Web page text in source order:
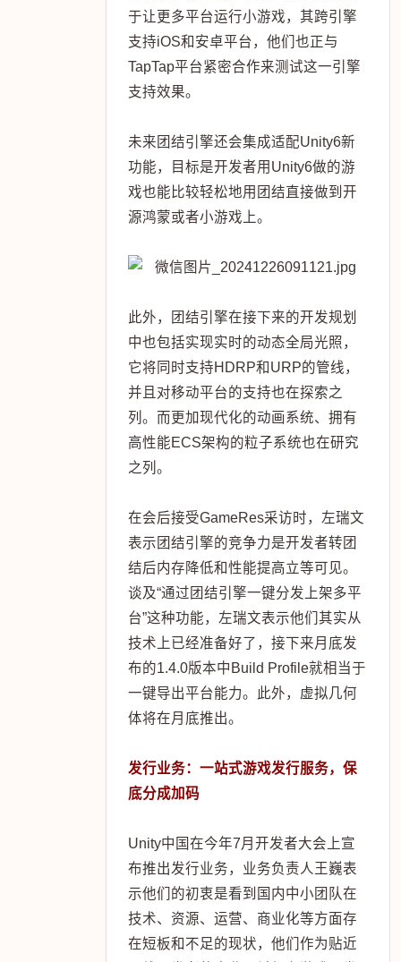
于让更多平台运行小游戏，其跨引擎
支持iOS和安卓平台，他们也正与
TapTap平台紧密合作来测试这一引擎
支持效果。
未来团结引擎还会集成适配Unity6新
功能，目标是开发者用Unity6做的游
戏也能比较轻松地用团结直接做到开
源鸿蒙或者小游戏上。
此外，团结引擎在接下来的开发规划
中也包括实现实时的动态全局光照，
它将同时支持HDRP和URP的管线，
并且对移动平台的支持也在探索之
列。而更加现代化的动画系统、拥有
高性能ECS架构的粒子系统也在研究
之列。
在会后接受GameRes采访时，左瑞文
表示团结引擎的竞争力是开发者转团
结后内存降低和性能提高立等可见。
谈及“通过团结引擎一键分发上架多平
台”这种功能，左瑞文表示他们其实从
技术上已经准备好了，接下来月底发
布的1.4.0版本中Build Profile就相当于
一键导出平台能力。此外，虚拟几何
体将在月底推出。
发行业务：一站式游戏发行服务，保
底分成加码
Unity中国在今年7月开发者大会上宣
布推出发行业务，业务负责人王巍表
示他们的初衷是看到国内中小团队在
技术、资源、运营、商业化等方面存
在短板和不足的现状，他们作为贴近